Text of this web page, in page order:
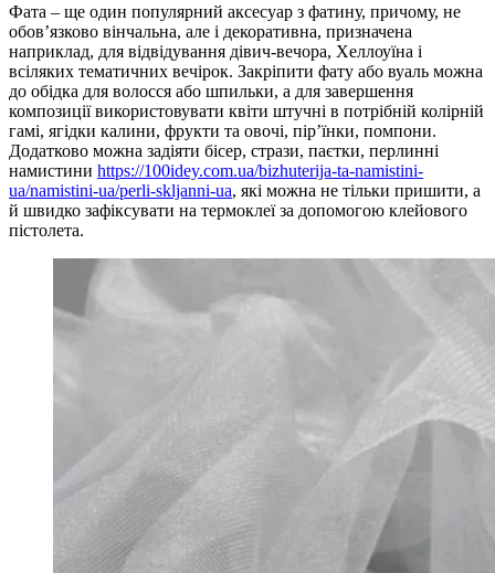
Фата – ще один популярний аксесуар з фатину, причому, не
обов’язково вінчальна, але і декоративна, призначена
наприклад, для відвідування дівич-вечора, Хеллоуїна і
всіляких тематичних вечірок. Закріпити фату або вуаль можна
до обідка для волосся або шпильки, а для завершення
композиції використовувати квіти штучні в потрібній колірній
гамі, ягідки калини, фрукти та овочі, пір’їнки, помпони.
Додатково можна задіяти бісер, стрази, паєтки, перлинні
намистини https://100idey.com.ua/bizhuterija-ta-namistini-
ua/namistini-ua/perli-skljanni-ua, які можна не тільки пришити, а
й швидко зафіксувати на термоклеї за допомогою клейового
пістолета.